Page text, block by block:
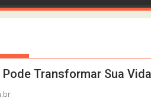
Transformar Sua Vida